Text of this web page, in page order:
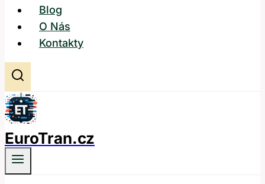
Blog
O Nás
Kontakty
EuroTran.cz